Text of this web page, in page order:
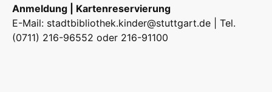
Anmeldung | Kartenreservierung
E-Mail: stadtbibliothek.kinder@stuttgart.de | Tel.
(0711) 216-96552 oder 216-91100